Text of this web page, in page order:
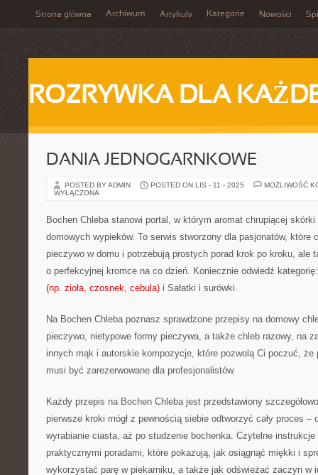
Strona główna Archiwum Artykuły Kategorie Nowości
ROZRYWKA DLA
DANIA JEDNOGARNKOWE
POSTED BY ADMIN POSTED ON LIS - 11 - 2025
MOŻLIWOŚĆ
WYŁĄCZONA
Bochen Chleba stanowi portal, w którym aromat chrupiącej
domowych wypieków. To serwis stworzony dla pasjonatów, które
pieczywo w domu i potrzebują prostych porad krok po kroku, ale
o perfekcyjnej kromce na co dzień. Koniecznie odwiedź
(np. zioła, czosnek, cebula) i Sałatki i surówki.
Na Bochen Chleba poznasz sprawdzone przepisy na domowy
pieczywo, nietypowe formy pieczywa, a także chleb razowy, na
innych mąk i autorskie kompozycje, które pozwolą Ci poczuć, że
musi być zarezerwowane dla profesjonalistów.
Każdy przepis na Bochen Chleba jest przedstawiony
pierwsze kroki mógł z pewnością siebie odtworzyć cały proces –
wyrabianie ciasta, aż po studzenie bochenka. Czytelne instrukcje
praktycznymi poradami, które pokazują, jak osiągnąć miękki i
wykorzystać parę w piekarniku, a także jak odświeżać zaczyn w